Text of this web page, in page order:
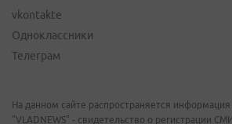
vkontakte
Одноклассники
Телеграм
На данном сайте распространяется информация
"VLADNEWS" - свидетельство о регистрации